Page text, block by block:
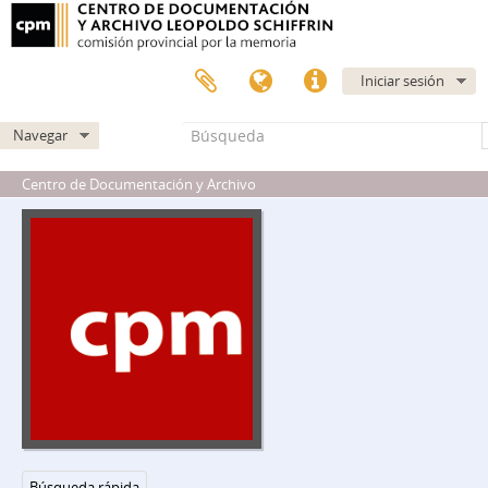
Iniciar sesión
Navegar
Centro de Documentación y Archivo
18 - 18 - Villas de emergencias existentes provincia de Buenos Aires. S.I.P.B.A.
19 - 19 - Villas de emergencias existentes provincia de Buenos Aires. S.I.P.B.A.
20 - 20 - Villas de emergencias existentes provincia de Buenos Aires. S.I.P.B.A.
24 - 24 - Villas de emergencias existentes provincia de Buenos Aires. S.I.P.B.A.
26 - 26 - Villas de emergencias existentes provincia de Buenos Aires. S.I.P.B.A.
27 - 27 - Villas de emergencias existentes provincia de Buenos Aires. S.I.P.B.A.
31 - 31 - Villas de emergencias existentes provincia de Buenos Aires. S.I.P.B.A.
38 - 38 - Villas de emergencias existentes provincia de Buenos Aires. S.I.P.B.A.